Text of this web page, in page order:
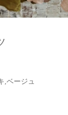
,ベージュ